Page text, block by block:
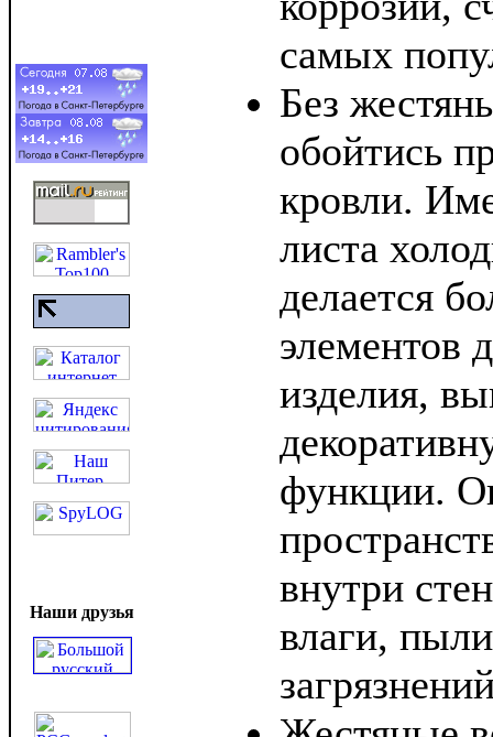
Наши друзья
самых
Без
обойтись
кровли.
листа
делается
элементов
изделия,
функции.
внутри
влаги,